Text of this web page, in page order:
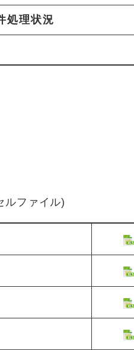
処理状況
ルファイル)